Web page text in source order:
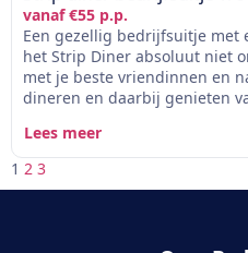
vanaf €55 p.p.
Een gezellig bedrijfsuitje met
het Strip Diner absoluut niet
met je beste vriendinnen en
dineren en daarbij genieten
Lees meer
1 2 3